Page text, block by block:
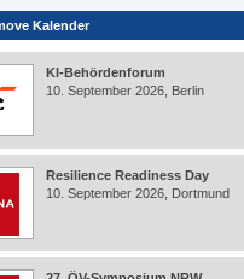
Kalender
KI-Behördenforum
10. September 2026, Berlin
Resilience Readiness Day
10. September 2026, Dortmund